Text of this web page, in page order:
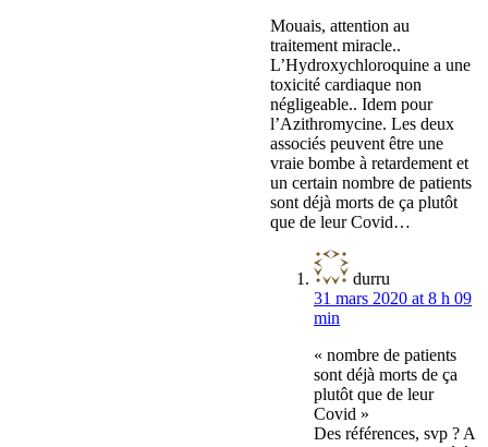
Mouais, attention au
traitement miracle..
L’Hydroxychloroquine a une
toxicité cardiaque non
négligeable.. Idem pour
l’Azithromycine. Les deux
associés peuvent être une
vraie bombe à retardement et
un certain nombre de patients
sont déjà morts de ça plutôt
que de leur Covid…
durru
31 mars 2020 at 8 h 09
min
« nombre de patients
sont déjà morts de ça
plutôt que de leur
Covid »
Des références, svp ? A